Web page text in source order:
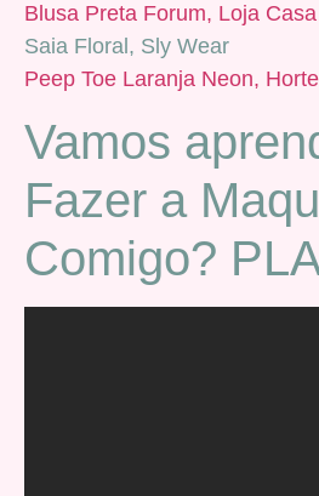
Blusa Preta Forum, Loja
Saia Floral, Sly Wear
Peep Toe Laranja Neon,
Vamos
Fazer a
Comigo?